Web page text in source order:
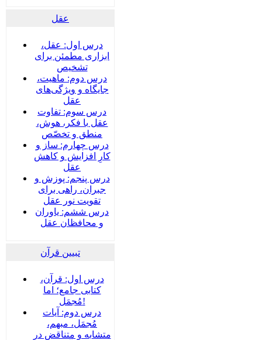
عقل
درس اول: عقل،
ابزاری مطمئن برای
تشخیص
درس دوم: ماهیت،
جایگاه و ویژگی‌های
عقل
درس سوم: تفاوت
عقل با فکر، هوش،
منطق و تخصّص
درس چهارم: ساز و
کارِ افزایش و کاهش
عقل
درس پنجم: پوزش و
جبران، راهی برای
تقویت نور عقل
درس ششم: یاوران
و محافظان عقل
تبیین قرآن
درس اول: قرآن،
کتابی جامع؛ اما
مُجمَل!
درس دوم: آیات
مُجمَل، مبهم،
متشابه و متناقض در